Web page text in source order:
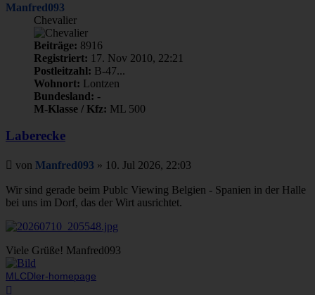
Manfred093
Chevalier
Beiträge: 8916
Registriert: 17. Nov 2010, 22:21
Postleitzahl: B-47...
Wohnort: Lontzen
Bundesland: -
M-Klasse / Kfz: ML 500
Laberecke
Beitrag
von Manfred093 » 10. Jul 2026, 22:03
Wir sind gerade beim Publc Viewing Belgien - Spanien in der Halle
bei uns im Dorf, das der Wirt ausrichtet.
Viele Grüße! Manfred093
MLCDler-homepage